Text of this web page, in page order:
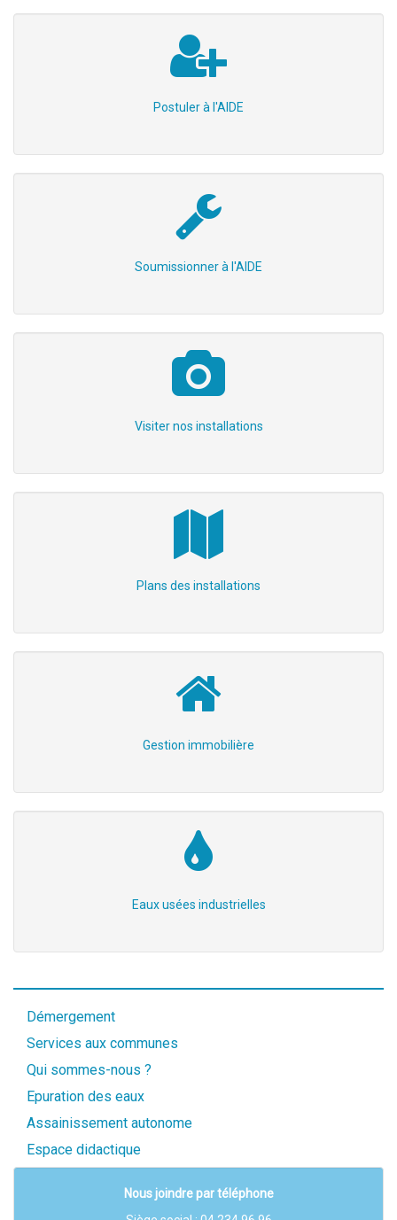
Postuler à l'AIDE
Soumissionner à l'AIDE
Visiter nos installations
Plans des installations
Gestion immobilière
Eaux usées industrielles
Démergement
Services aux communes
Qui sommes-nous ?
Epuration des eaux
Assainissement autonome
Espace didactique
Nous joindre par téléphone